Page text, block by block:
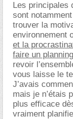
Les principales
sont
trouver la
environnement
et la
faire un
revoir
vous laisse le
J’avais
mais je n’étais
plus efficace
vraiment